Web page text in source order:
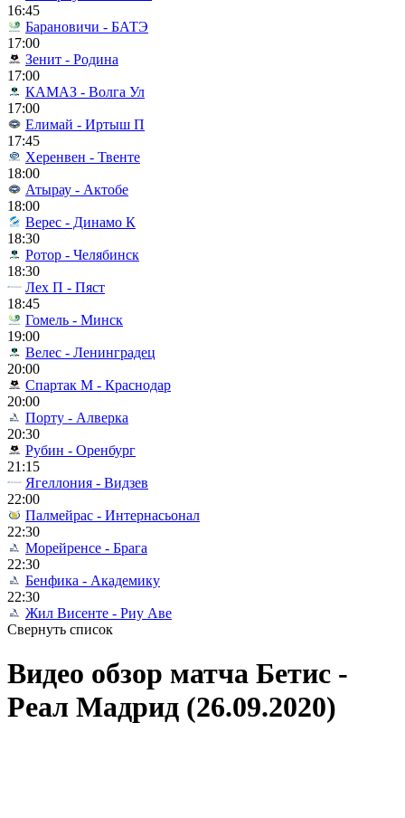
16:45
Барановичи - БАТЭ
17:00
Зенит - Родина
17:00
КАМАЗ - Волга Ул
17:00
Елимай - Иртыш П
17:45
Херенвен - Твенте
18:00
Атырау - Актобе
18:00
Верес - Динамо К
18:30
Ротор - Челябинск
18:30
Лех П - Пяст
18:45
Гомель - Минск
19:00
Велес - Ленинградец
20:00
Спартак М - Краснодар
20:00
Порту - Алверка
20:30
Рубин - Оренбург
21:15
Ягеллония - Видзев
22:00
Палмейрас - Интернасьонал
22:30
Морейренсе - Брага
22:30
Бенфика - Академику
22:30
Жил Висенте - Риу Аве
Свернуть список
Видео обзор матча Бетис -
Реал Мадрид (26.09.2020)